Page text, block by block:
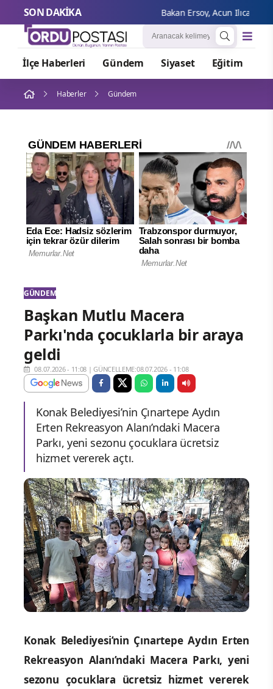
SON DAKİKA Bakan Ersoy, Acun Ilıcalı ile bir
İlçe Haberleri Gündem Siyaset Eğitim
Haberler Gündem
GÜNDEM
Başkan Mutlu Macera
Parkı'nda çocuklarla bir araya
geldi
08.07.2026 - 11:08 |GÜNCELLEME:08.07.2026 - 11:08
Konak Belediyesi’nin Çınartepe Aydın
Erten Rekreasyon Alanı’ndaki Macera
Parkı, yeni sezonu çocuklara ücretsiz
hizmet vererek açtı.
Konak Belediyesi’nin Çınartepe Aydın Erten
Rekreasyon Alanı’ndaki Macera Parkı, yeni
sezonu çocuklara ücretsiz hizmet vererek